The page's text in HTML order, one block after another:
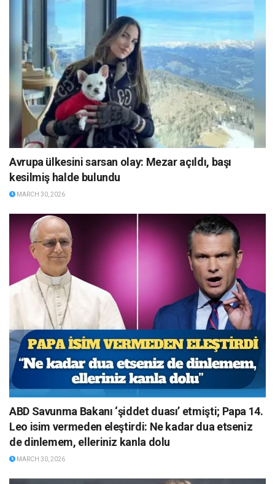
Avrupa ülkesini sarsan olay: Mezar açıldı, başı
kesilmiş halde bulundu
MARCH 30, 2026
ABD Savunma Bakanı ‘şiddet duası’ etmişti; Papa 14.
Leo isim vermeden eleştirdi: Ne kadar dua etseniz
de dinlemem, elleriniz kanla dolu
MARCH 30, 2026